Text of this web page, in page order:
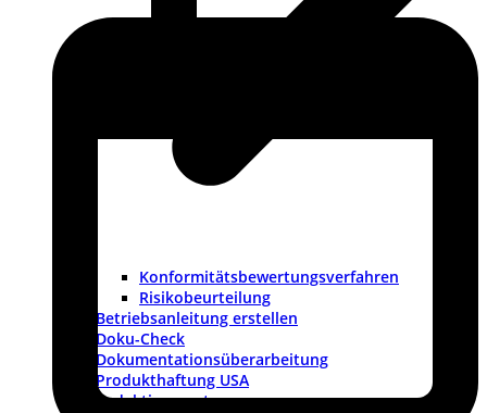
Konformitätsbewertungsverfahren
Risikobeurteilung
Betriebsanleitung erstellen
Doku-Check
Dokumentationsüberarbeitung
Produkthaftung USA
Redaktionssysteme